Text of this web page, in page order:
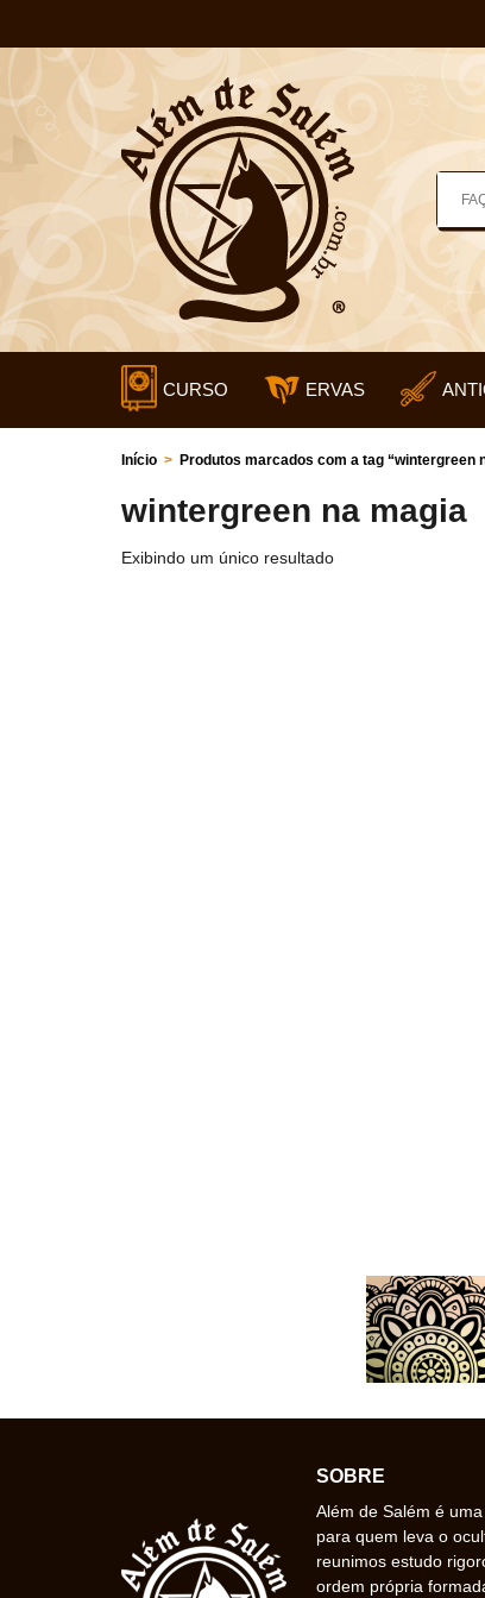
CURSO ERVAS
Início > Produtos marcados com a tag “wintergreen
wintergreen na magia
Exibindo um único resultado
SOBRE
Além de Salém é
para quem leva o
reunimos estudo
ordem própria